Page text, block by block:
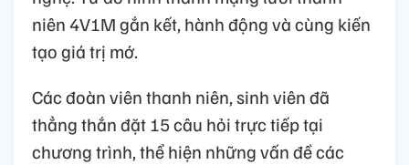
niên 4V1M gắn kết, hành động và cùng kiến
tạo giá trị mớ.
Các đoàn viên thanh niên, sinh viên đã
thẳng thắn đặt 15 câu hỏi trực tiếp tại
chương trình, thể hiện những vấn đề các